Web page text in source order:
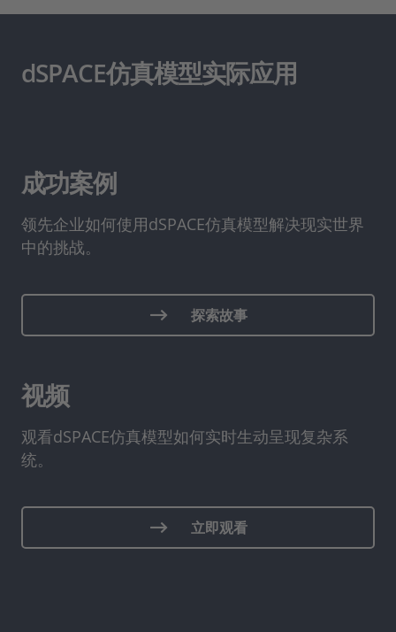
dSPACE仿真模型实际应用
成功案例
领先企业如何使用dSPACE仿真模型解决现实世界
中的挑战。
探索故事
视频
观看dSPACE仿真模型如何实时生动呈现复杂系
统。
立即观看